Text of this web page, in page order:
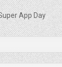
App Day